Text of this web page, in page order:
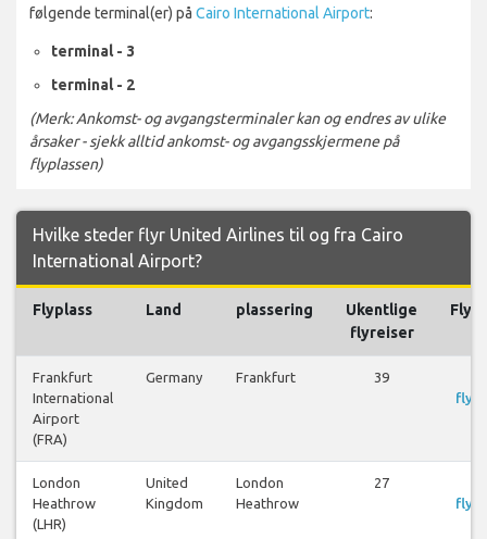
følgende terminal(er) på Cairo International Airport:
terminal - 3
terminal - 2
(Merk: Ankomst- og avgangsterminaler kan og endres av ulike
årsaker - sjekk alltid ankomst- og avgangsskjermene på
flyplassen)
Hvilke steder flyr United Airlines til og fra Cairo
International Airport?
Flyplass Land plassering
Ukentlige
flyreiser
Frankfurt
International
Airport
(FRA)
Germany Frankfurt 39
London
Heathrow
(LHR)
United
Kingdom
London
Heathrow
27